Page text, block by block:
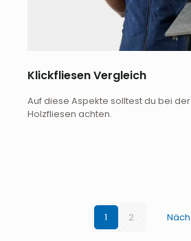
Klickfliesen Vergleich
Auf diese Aspekte solltest du bei
Holzfliesen achten.
1 2